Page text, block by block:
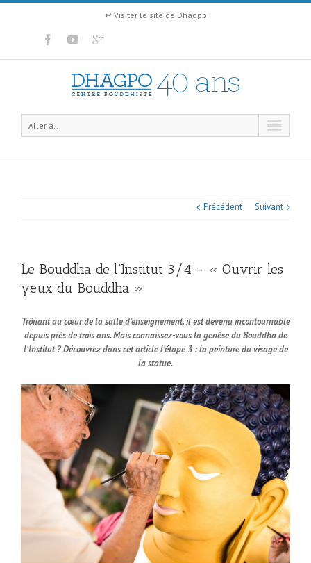
↩ Visiter le site de Dhagpo
Aller à...
Précédent Suivant
Le Bouddha de l’Institut 3/4 – « Ouvrir les
yeux du Bouddha »
Trônant au cœur de la salle d’enseignement, il est devenu incontournable
depuis près de trois ans. Mais connaissez-vous la genèse du Bouddha de
l’Institut ? Découvrez dans cet article l’étape 3 : la peinture du visage de
la statue.